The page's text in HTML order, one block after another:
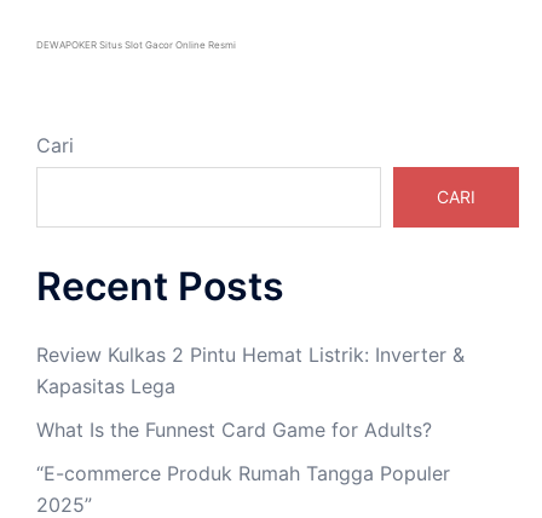
DEWAPOKER Situs Slot Gacor Online Resmi
Cari
CARI
Recent Posts
Review Kulkas 2 Pintu Hemat Listrik: Inverter &
Kapasitas Lega
What Is the Funnest Card Game for Adults?
“E-commerce Produk Rumah Tangga Populer
2025”